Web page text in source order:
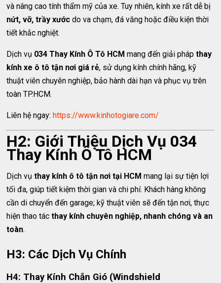
và nâng cao tính thẩm mỹ của xe. Tuy nhiên, kính xe rất dễ bị
nứt, vỡ, trầy xước do va chạm, đá văng hoặc điều kiện thời
tiết khắc nghiệt.
Dịch vụ 034 Thay Kính Ô Tô HCM mang đến giải phápthay
kính xe ô tô tận nơi giá rẻ, sử dụng kính chính hãng, kỹ
thuật viên chuyên nghiệp, bảo hành dài hạn và phục vụ trên
toàn TP.HCM.
Liên hệ ngay:https://www.kinhotogiare.com/
H2: Giới Thiệu Dịch Vụ 034
Thay Kính Ô Tô HCM
Dịch vụthay kính ô tô tận nơi tại HCM mang lại sự tiện lợi
tối đa, giúp tiết kiệm thời gian và chi phí. Khách hàng không
cần di chuyển đến garage; kỹ thuật viên sẽ đến tận nơi, thực
hiện thao tácthay kính chuyên nghiệp, nhanh chóng và an
toàn.
H3: Các Dịch Vụ Chính
H4: Thay Kính Chắn Gió (Windshield